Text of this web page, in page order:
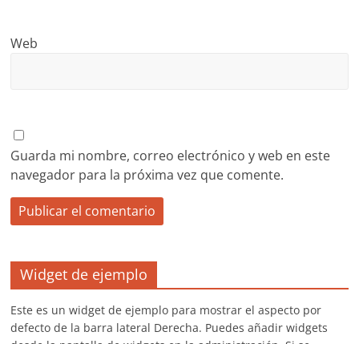
Web
Guarda mi nombre, correo electrónico y web en este
navegador para la próxima vez que comente.
Widget de ejemplo
Este es un widget de ejemplo para mostrar el aspecto por
defecto de la barra lateral Derecha. Puedes añadir widgets